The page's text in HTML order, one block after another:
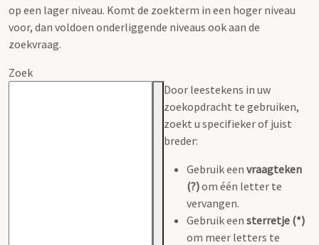
op een lager niveau. Komt de zoekterm in een hoger niveau
voor, dan voldoen onderliggende niveaus ook aan de
zoekvraag.
Zoek
Door leestekens in uw
zoekopdracht te gebruiken,
zoekt u specifieker of juist
breder:
Gebruik een vraagteken
(?)om één letter te
vervangen.
Gebruik een sterretje (*)
om meer letters te